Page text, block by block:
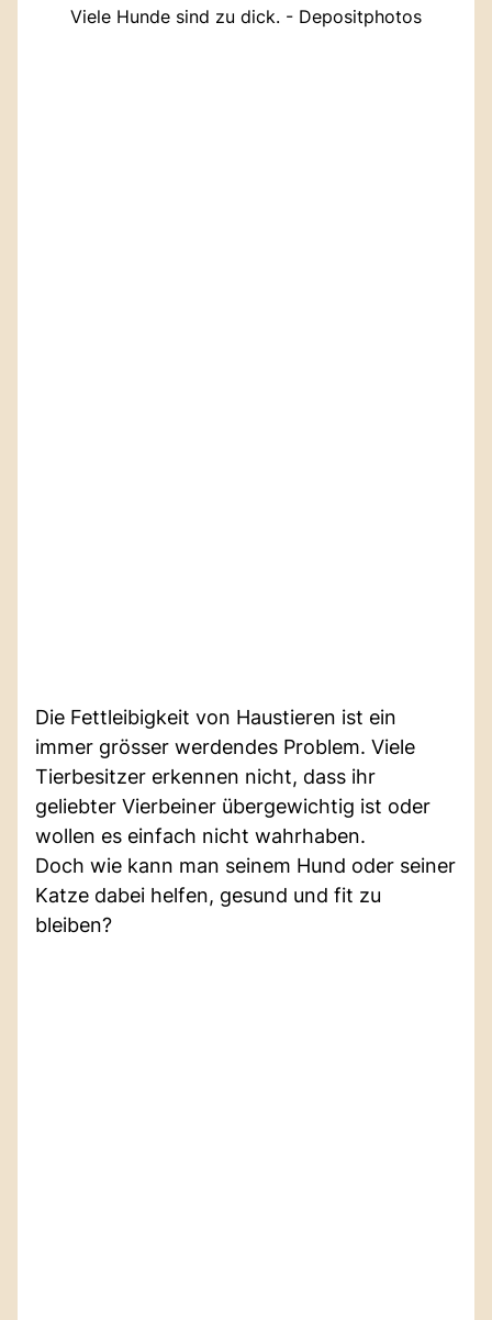
Viele Hunde sind zu dick. - Depositphotos
Die Fettleibigkeit von Haustieren ist ein
immer grösser werdendes Problem. Viele
Tierbesitzer erkennen nicht, dass ihr
geliebter Vierbeiner übergewichtig ist oder
wollen es einfach nicht wahrhaben.
Doch wie kann man seinem Hund oder seiner
Katze dabei helfen, gesund und fit zu
bleiben?